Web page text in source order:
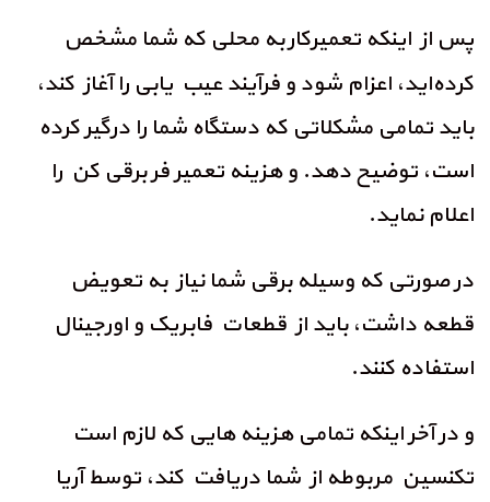
پس از اینکه تعمیرکاربه محلی که شما مشخص
کرده‌اید، اعزام شود و فرآیند عیب یابی را آغاز کند،
باید تمامی مشکلاتی که دستگاه شما را درگیر کرده
است، توضیح دهد. و هزینه تعمیر فر برقی کن را
اعلام نماید.
در صورتی که وسیله‌ برقی شما نیاز به تعویض
قطعه داشت، باید از قطعات فابریک و اورجینال
استفاده کنند.
و در آخر اینکه تمامی هزینه هایی که لازم است
تکنسین مربوطه از شما دریافت کند، توسط آریا